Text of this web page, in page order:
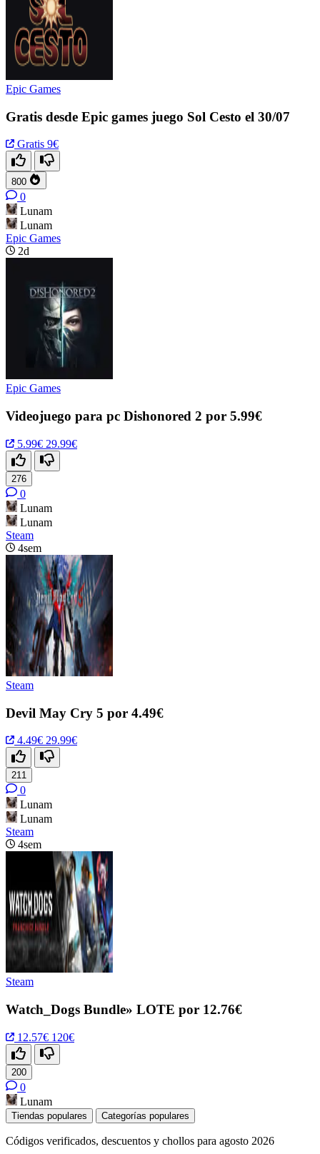
Epic Games
Gratis desde Epic games juego Sol Cesto el 30/07
Gratis 9€
800
0
Lunam
Lunam
Epic Games
2d
Epic Games
Videojuego para pc Dishonored 2 por 5.99€
5.99€ 29.99€
276
0
Lunam
Lunam
Steam
4sem
Steam
Devil May Cry 5 por 4.49€
4.49€ 29.99€
211
0
Lunam
Lunam
Steam
4sem
Steam
Watch_Dogs Bundle» LOTE por 12.76€
12.57€ 120€
200
0
Lunam
Tiendas populares Categorías populares
Códigos verificados, descuentos y chollos para agosto 2026